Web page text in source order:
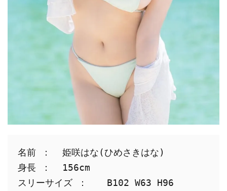
名前 ：	姫咲はな(ひめさきはな)
身長 ：	156cm
スリーサイズ ：	B102 W63 H96